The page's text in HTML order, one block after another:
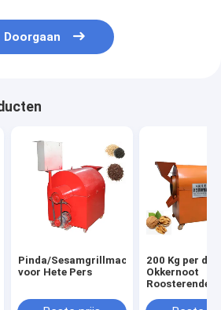
Doorgaan
Pinda/Sesamgrillmachine
voor Hete Pers
200 Kg per de
Okkernoot
Roosterende
Industriële